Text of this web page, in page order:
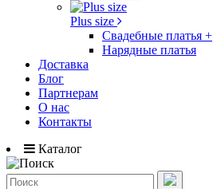
Plus size
Свадебные платья +
Нарядные платья
Доставка
Блог
Партнерам
О нас
Контакты
Каталог